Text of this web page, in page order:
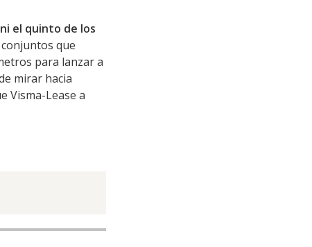
el quinto de los
que
para lanzar a
mirar hacia
Visma-Lease a